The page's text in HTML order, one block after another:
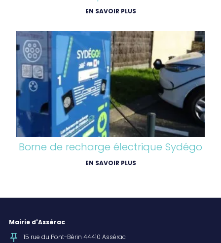
EN SAVOIR PLUS
Borne de recharge électrique Sydégo
EN SAVOIR PLUS
Mairie d'Assérac
15 rue du Pont-Bérin 44410 Assérac